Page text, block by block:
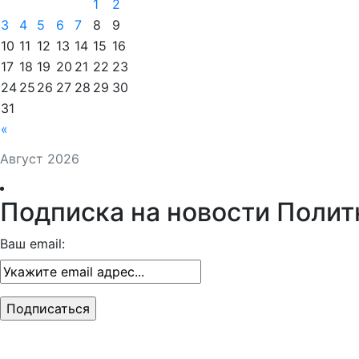
Август 2026
«
1
2
3
4 5 6 7 8
9
10 11 12 13 14 15 16
17 18 19 20 21 22 23
24 25 26 27 28 29 30
31
Подписка на новости
Ваш email: